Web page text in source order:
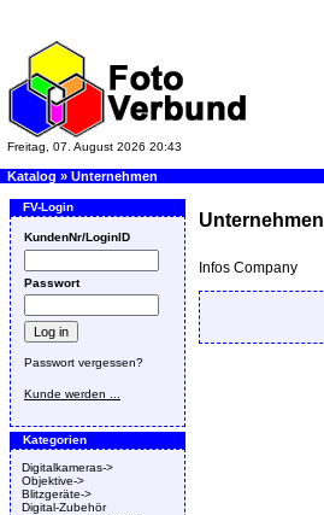
Freitag, 07. August 2026 20:43
Katalog » Unternehmen
FV-Login
KundenNr/LoginID
Passwort
Passwort vergessen?
Kunde werden ...
Kategorien
Digitalkameras->
Objektive->
Blitzgeräte->
Digital-Zubehör
Unternehmen
Infos Company